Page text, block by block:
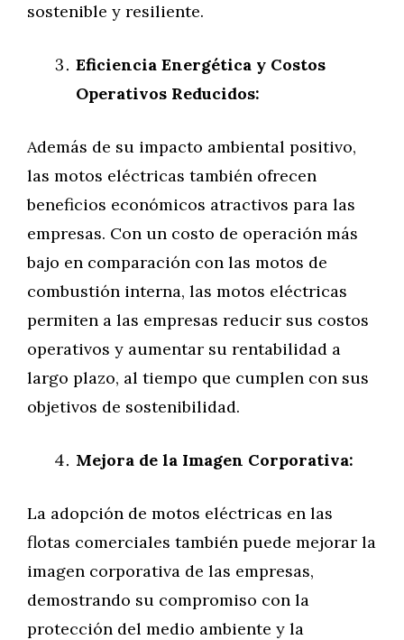
sostenible y resiliente.
Eficiencia Energética y Costos
Operativos Reducidos:
Además de su impacto ambiental positivo,
las motos eléctricas también ofrecen
beneficios económicos atractivos para las
empresas. Con un costo de operación más
bajo en comparación con las motos de
combustión interna, las motos eléctricas
permiten a las empresas reducir sus costos
operativos y aumentar su rentabilidad a
largo plazo, al tiempo que cumplen con sus
objetivos de sostenibilidad.
Mejora de la Imagen Corporativa:
La adopción de motos eléctricas en las
flotas comerciales también puede mejorar la
imagen corporativa de las empresas,
demostrando su compromiso con la
protección del medio ambiente y la